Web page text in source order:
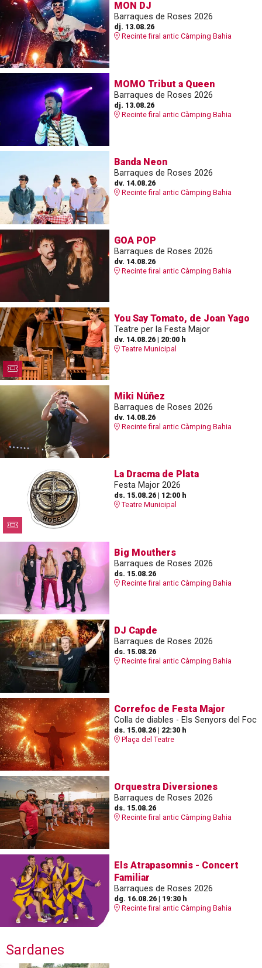
MON DJ
Barraques de Roses 2026
dj. 13.08.26
Recinte firal antic Càmping Bahia
MOMO Tribut a Queen
Barraques de Roses 2026
dj. 13.08.26
Recinte firal antic Càmping Bahia
Banda Neon
Barraques de Roses 2026
dv. 14.08.26
Recinte firal antic Càmping Bahia
GOA POP
Barraques de Roses 2026
dv. 14.08.26
Recinte firal antic Càmping Bahia
You Say Tomato, de Joan Yago
Teatre per la Festa Major
dv. 14.08.26| 20:00 h
Teatre Municipal
Miki Núñez
Barraques de Roses 2026
dv. 14.08.26
Recinte firal antic Càmping Bahia
La Dracma de Plata
Festa Major 2026
ds. 15.08.26| 12:00 h
Teatre Municipal
Big Mouthers
Barraques de Roses 2026
ds. 15.08.26
Recinte firal antic Càmping Bahia
DJ Capde
Barraques de Roses 2026
ds. 15.08.26
Recinte firal antic Càmping Bahia
Correfoc de Festa Major
Colla de diables - Els Senyors del Foc
ds. 15.08.26| 22:30 h
Plaça del Teatre
Orquestra Diversiones
Barraques de Roses 2026
ds. 15.08.26
Recinte firal antic Càmping Bahia
Els Atrapasomnis - Concert
Familiar
Barraques de Roses 2026
dg. 16.08.26| 19:30 h
Recinte firal antic Càmping Bahia
Sardanes